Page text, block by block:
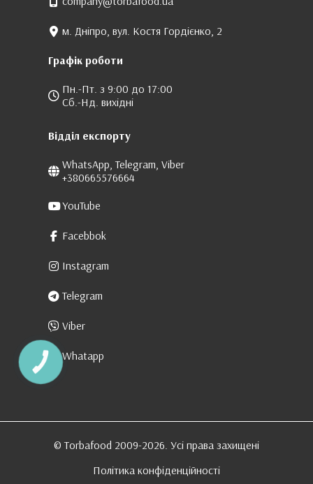
м. Дніпро, вул. Костя Гордієнко, 2
Графік роботи
Пн.-Пт. з 9:00 до 17:00
Сб.-Нд. вихідні
Відділ експорту
WhatsApp, Telegram, Viber
+380665576664
YouTube
Facebbok
Instagram
Telegram
Viber
Whatapp
© Torbafood 2009-2026. Усі права захищені
Політика конфіденційності
КНОПКА
ЗВ'ЯЗКУ